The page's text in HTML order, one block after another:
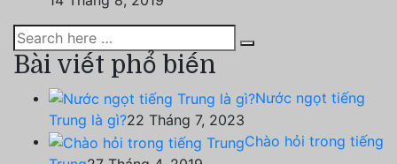
Bài viết phổ biến
Nước ngọt tiếng
Trung là gì?22 Tháng 7, 2023
Chào hỏi trong tiếng